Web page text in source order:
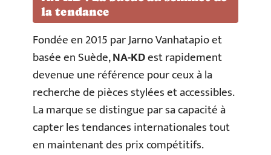
la tendance
Fondée en 2015 par Jarno Vanhatapio et
basée en Suède,NA-KDest rapidement
devenue une référence pour ceux à la
recherche de pièces stylées et accessibles.
La marque se distingue par sa capacité à
capter les tendances internationales tout
en maintenant des prix compétitifs.